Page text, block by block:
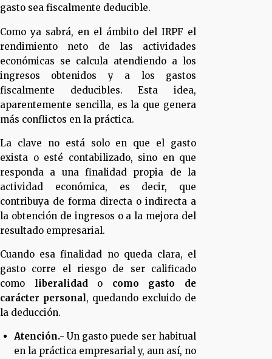
gasto sea fiscalmente deducible.
Como ya sabrá, en el ámbito del IRPF el
rendimiento neto de las actividades
económicas se calcula atendiendo a los
ingresos obtenidos y a los gastos
fiscalmente deducibles. Esta idea,
aparentemente sencilla, es la que genera
más conflictos en la práctica.
La clave no está solo en que el gasto
exista o esté contabilizado, sino en que
responda a una finalidad propia de la
actividad económica, es decir, que
contribuya de forma directa o indirecta a
la obtención de ingresos o a la mejora del
resultado empresarial.
Cuando esa finalidad no queda clara, el
gasto corre el riesgo de ser calificado
como liberalidado como gasto de
carácter personal, quedando excluido de
la deducción.
Atención.- Un gasto puede ser habitual
en la práctica empresarial y, aun así, no